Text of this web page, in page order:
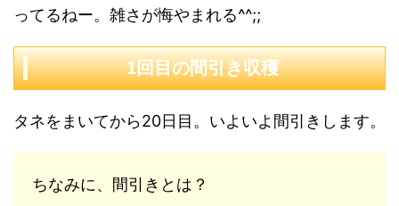
ってるねー。雑さが悔やまれる^^;;
1回目の間引き収穫
タネをまいてから20日目。いよいよ間引きします。
ちなみに、間引きとは？